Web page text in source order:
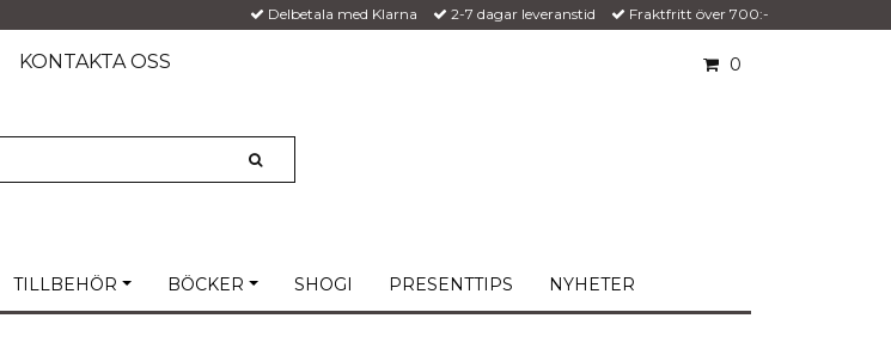
Delbetala med Klarna 2-7 dagar leveranstid Fraktfritt över 700:-
KONTAKTA OSS 0
TILLBEHÖR BÖCKER SHOGI PRESENTTIPS NYHETER